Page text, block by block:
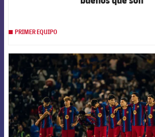
PRIMER EQUIPO
FCB